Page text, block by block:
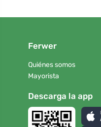
Ferwer
Quiénes somos
Mayorista
Descarga la app